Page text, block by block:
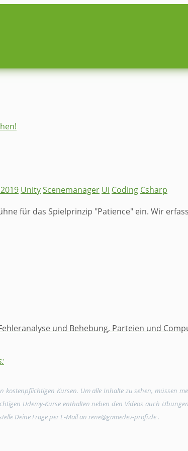
UnityScenemanager Ui Coding Csharp
für das Spielprinzip "Patience" ein. Wir
und Behebung, Parteien und
Kursen. Um alle Inhalte zu sehen, müssen
Udemy-Kurse enthalten neben den Videos auch
Deine Frage per E-Mail an rene@gamedev-profi.de .